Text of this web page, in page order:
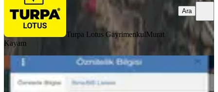
Turpa Lotus GayrimenkulMurat
Kayam
Ara
YENİ
Fevzipaşa Mahallesinde Satılık Bağ